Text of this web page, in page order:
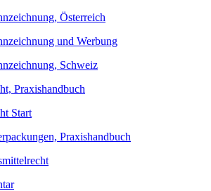
Österreich
und Werbung
Schweiz
Praxishandbuch
Start
Praxishandbuch